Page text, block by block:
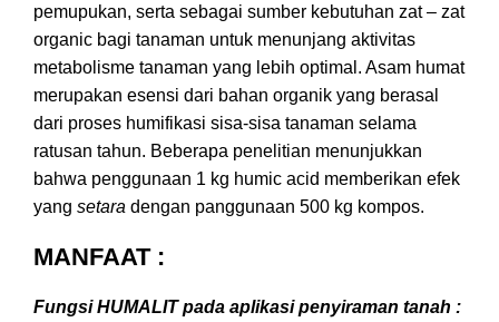
pemupukan, serta sebagai sumber kebutuhan zat – zat
organic bagi tanaman untuk menunjang aktivitas
metabolisme tanaman yang lebih optimal. Asam humat
merupakan esensi dari bahan organik yang berasal
dari proses humifikasi sisa-sisa tanaman selama
ratusan tahun. Beberapa penelitian menunjukkan
bahwa penggunaan 1 kg humic acid memberikan efek
yang setara dengan panggunaan 500 kg kompos.
MANFAAT :
Fungsi HUMALIT pada aplikasi penyiraman tanah :